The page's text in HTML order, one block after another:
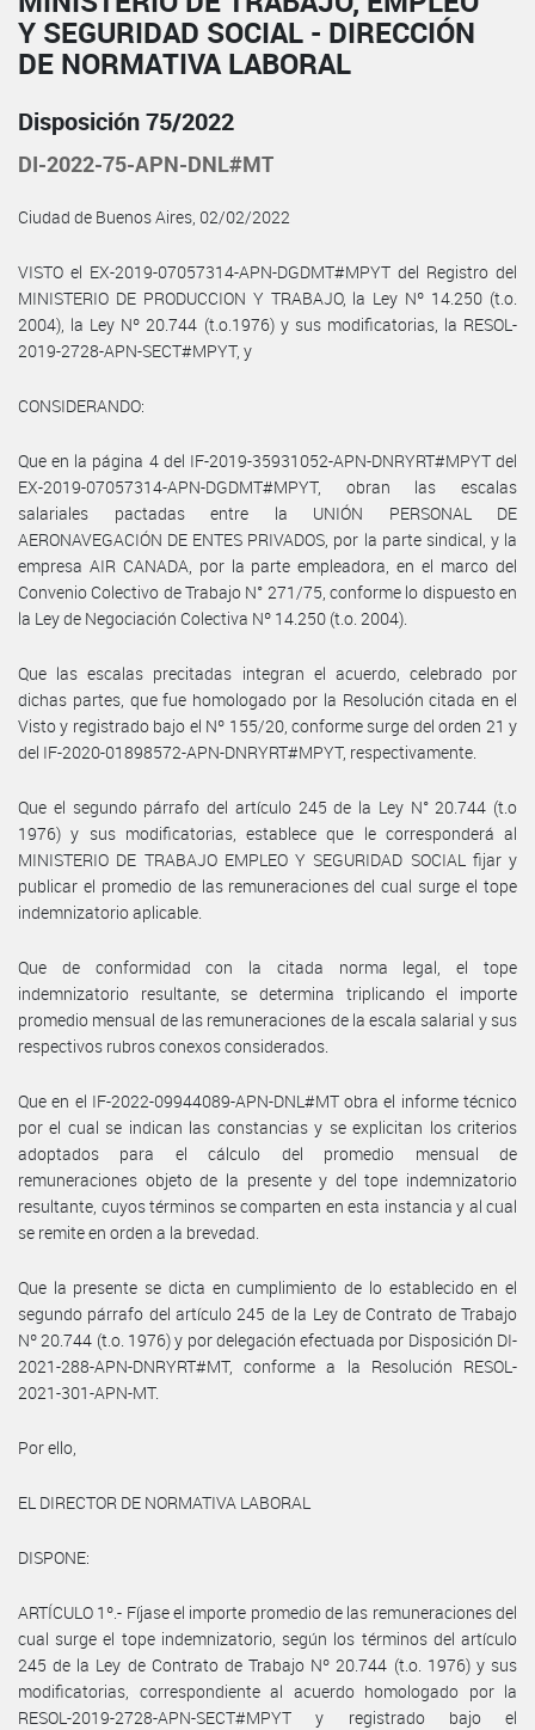
Y SEGURIDAD SOCIAL - DIRECCIÓN
DE NORMATIVA LABORAL
Disposición 75/2022
DI-2022-75-APN-DNL#MT
Ciudad de Buenos Aires, 02/02/2022
VISTO el EX-2019-07057314-APN-DGDMT#MPYT del Registro del
MINISTERIO DE PRODUCCION Y TRABAJO, la Ley Nº 14.250 (t.o.
2004), la Ley Nº 20.744 (t.o.1976) y sus modificatorias, la RESOL-
2019-2728-APN-SECT#MPYT, y
CONSIDERANDO:
Que en la página 4 del IF-2019-35931052-APN-DNRYRT#MPYT del
EX-2019-07057314-APN-DGDMT#MPYT, obran las escalas
salariales pactadas entre la UNIÓN PERSONAL DE
AERONAVEGACIÓN DE ENTES PRIVADOS, por la parte sindical, y la
empresa AIR CANADA, por la parte empleadora, en el marco del
Convenio Colectivo de Trabajo N° 271/75, conforme lo dispuesto en
la Ley de Negociación Colectiva Nº 14.250 (t.o. 2004).
Que las escalas precitadas integran el acuerdo, celebrado por
dichas partes, que fue homologado por la Resolución citada en el
Visto y registrado bajo el Nº 155/20, conforme surge del orden 21 y
del IF-2020-01898572-APN-DNRYRT#MPYT, respectivamente.
Que el segundo párrafo del artículo 245 de la Ley N° 20.744 (t.o
1976) y sus modificatorias, establece que le corresponderá al
MINISTERIO DE TRABAJO EMPLEO Y SEGURIDAD SOCIAL fijar y
publicar el promedio de las remuneraciones del cual surge el tope
indemnizatorio aplicable.
Que de conformidad con la citada norma legal, el tope
indemnizatorio resultante, se determina triplicando el importe
promedio mensual de las remuneraciones de la escala salarial y sus
respectivos rubros conexos considerados.
Que en el IF-2022-09944089-APN-DNL#MT obra el informe técnico
por el cual se indican las constancias y se explicitan los criterios
adoptados para el cálculo del promedio mensual de
remuneraciones objeto de la presente y del tope indemnizatorio
resultante, cuyos términos se comparten en esta instancia y al cual
se remite en orden a la brevedad.
Que la presente se dicta en cumplimiento de lo establecido en el
segundo párrafo del artículo 245 de la Ley de Contrato de Trabajo
Nº 20.744 (t.o. 1976) y por delegación efectuada por Disposición DI-
2021-288-APN-DNRYRT#MT, conforme a la Resolución RESOL-
2021-301-APN-MT.
Por ello,
EL DIRECTOR DE NORMATIVA LABORAL
DISPONE:
ARTÍCULO 1º.- Fíjase el importe promedio de las remuneraciones del
cual surge el tope indemnizatorio, según los términos del artículo
245 de la Ley de Contrato de Trabajo Nº 20.744 (t.o. 1976) y sus
modificatorias, correspondiente al acuerdo homologado por la
RESOL-2019-2728-APN-SECT#MPYT y registrado bajo el